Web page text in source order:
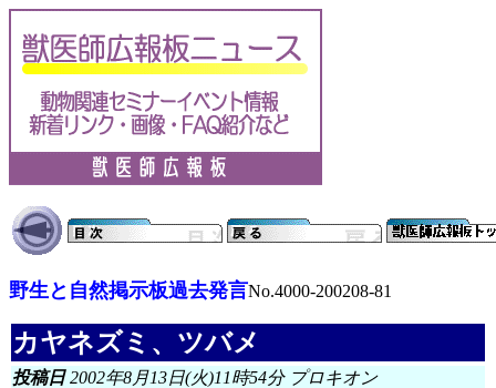
野生と自然掲示板過去発言No.4000-200208-81
カヤネズミ、ツバメ
投稿日2002年8月13日(火)11時54分 プロキオン